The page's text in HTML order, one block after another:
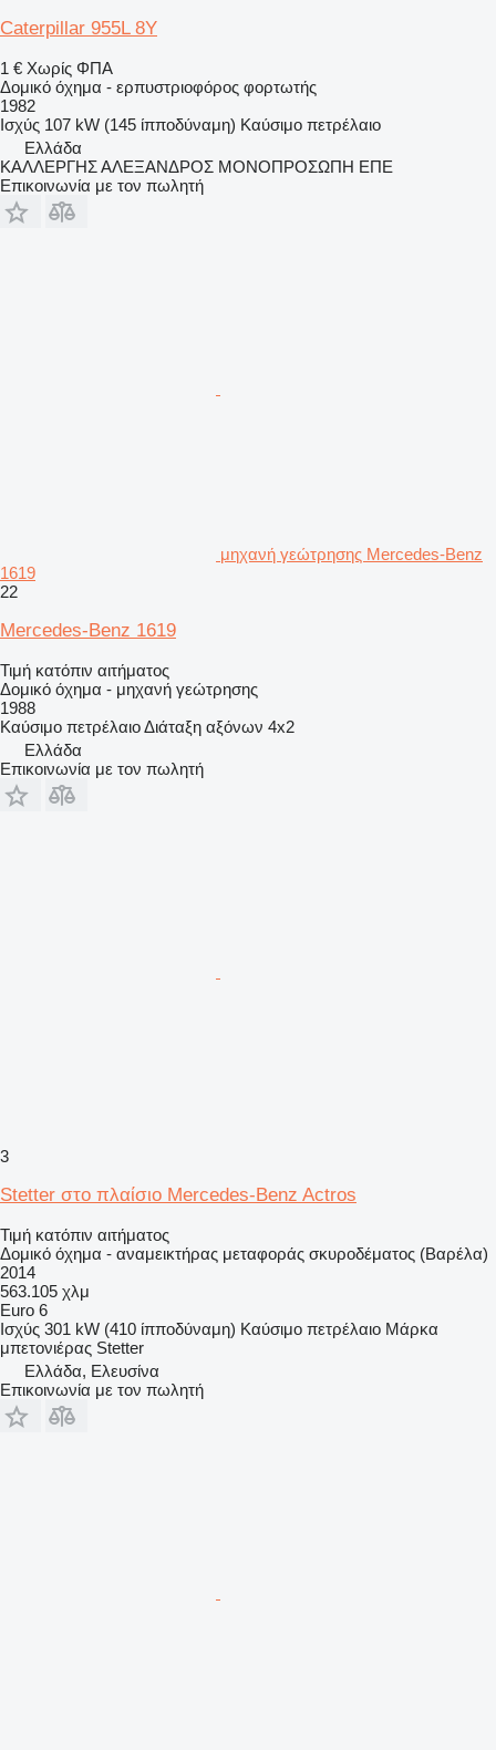
Caterpillar 955L 8Y
1 € Χωρίς ΦΠΑ
Δομικό όχημα - ερπυστριοφόρος φορτωτής
1982
Ισχύς 107 kW (145 ίπποδύναμη) Καύσιμο πετρέλαιο
Ελλάδα
ΚΑΛΛΕΡΓΗΣ ΑΛΕΞΑΝΔΡΟΣ ΜΟΝΟΠΡΟΣΩΠΗ ΕΠΕ
Επικοινωνία με τον πωλητή
μηχανή γεώτρησης Mercedes-Benz
1619
22
Mercedes-Benz 1619
Τιμή κατόπιν αιτήματος
Δομικό όχημα - μηχανή γεώτρησης
1988
Καύσιμο πετρέλαιοΔιάταξη αξόνων 4x2
Ελλάδα
Επικοινωνία με τον πωλητή
3
Stetter στο πλαίσιο Mercedes-Benz Actros
Τιμή κατόπιν αιτήματος
Δομικό όχημα - αναμεικτήρας μεταφοράς σκυροδέματος (Βαρέλα)
2014
563.105 χλμ
Euro 6
Ισχύς 301 kW (410 ίπποδύναμη) Καύσιμο πετρέλαιο Μάρκα
μπετονιέρας Stetter
Ελλάδα, Ελευσίνα
Επικοινωνία με τον πωλητή